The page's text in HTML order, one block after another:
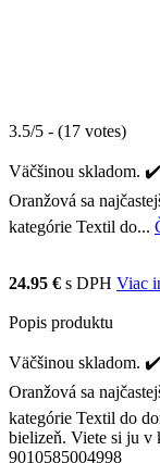
3.5/5 - (17 votes)
Väčšinou skladom.
Oranžová sa
kategórie Textil do...
24.95 € s DPH Viac
Popis produktu
Väčšinou skladom.
Oranžová sa
kategórie Textil do
bielizeň. Viete si ju
9010585004998